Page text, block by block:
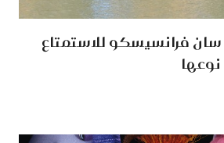
سان فرانسيسكو للاستمتاع